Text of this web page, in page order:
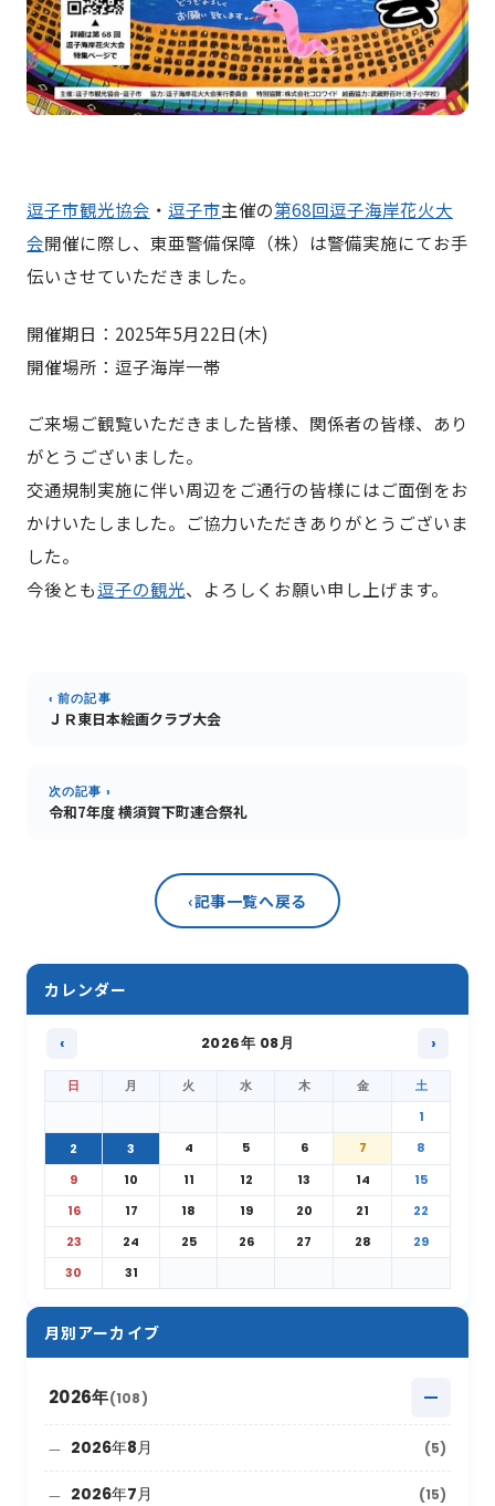
逗子市観光協会 ・ 逗子市主催の第68回逗子海岸花火大
会開催に際し、東亜警備保障（株）は警備実施にてお手
伝いさせていただきました。
開催期日：2025年5月22日(木)
開催場所：逗子海岸一帯
ご来場ご観覧いただきました皆様、関係者の皆様、あり
がとうございました。
交通規制実施に伴い周辺をご通行の皆様にはご面倒をお
かけいたしました。ご協力いただきありがとうございま
した。
今後とも逗子の観光、よろしくお願い申し上げます。
‹ 前の記事
ＪＲ東日本絵画クラブ大会
次の記事 ›
令和7年度 横須賀下町連合祭礼
‹記事一覧へ戻る
カレンダー
‹ 2026年 08月 ›
日 月 火 水 木 金
土
1
2
3 4 5 6 7
8
9
10 11 12 13 14
15
16
17 18 19 20 21
22
23
24 25 26 27 28
29
30
31
月別アーカイブ
2026年(108)
2026年8月 (5)
2026年7月 (15)